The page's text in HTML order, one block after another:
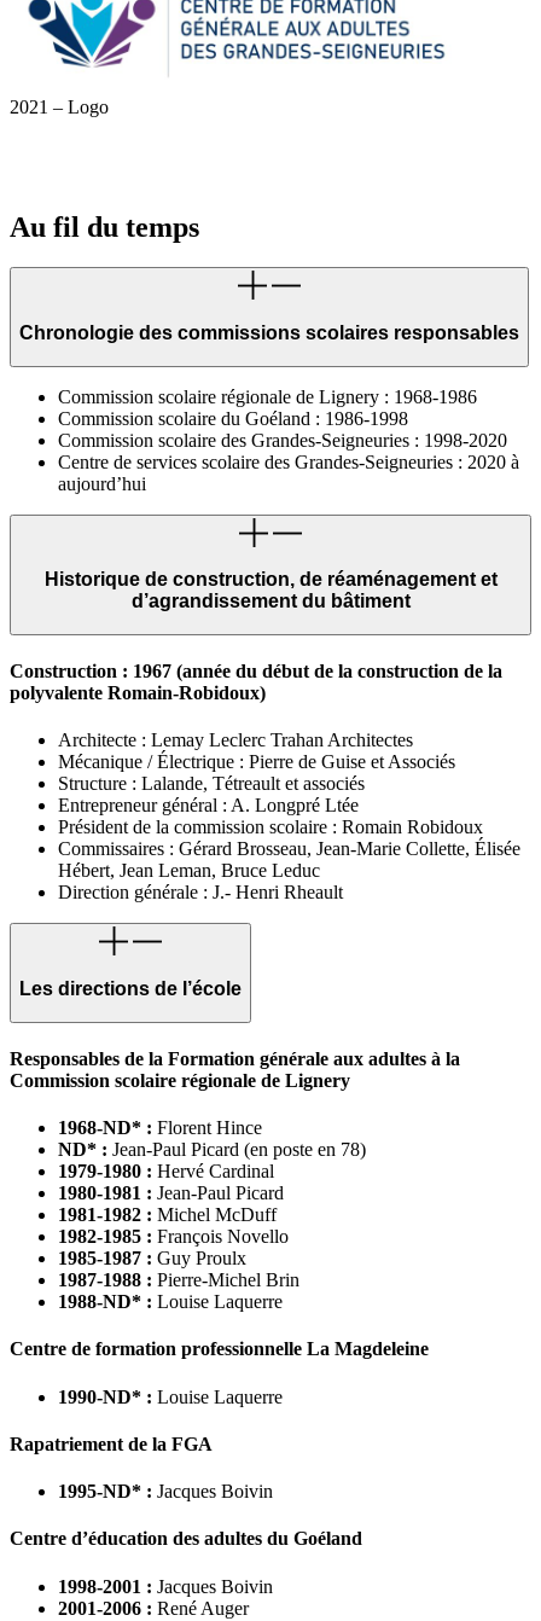
2021 – Logo
Au fil du temps
Chronologie des commissions scolaires responsables
Commission scolaire régionale de Lignery : 1968-1986
Commission scolaire du Goéland : 1986-1998
Commission scolaire des Grandes-Seigneuries : 1998-2020
Centre de services scolaire des Grandes-Seigneuries : 2020 à
aujourd’hui
Historique de construction, de réaménagement et
d’agrandissement du bâtiment
Construction : 1967 (année du début de la construction de la
polyvalente Romain-Robidoux)
Architecte : Lemay Leclerc Trahan Architectes
Mécanique / Électrique : Pierre de Guise et Associés
Structure : Lalande, Tétreault et associés
Entrepreneur général : A. Longpré Ltée
Président de la commission scolaire : Romain Robidoux
Commissaires : Gérard Brosseau, Jean-Marie Collette, Élisée
Hébert, Jean Leman, Bruce Leduc
Direction générale : J.- Henri Rheault
Les directions de l’école
Responsables de la Formation générale aux adultes à la
Commission scolaire régionale de Lignery
1968-ND* : Florent Hince
ND* : Jean-Paul Picard (en poste en 78)
1979-1980 : Hervé Cardinal
1980-1981 : Jean-Paul Picard
1981-1982 : Michel McDuff
1982-1985 : François Novello
1985-1987 : Guy Proulx
1987-1988 : Pierre-Michel Brin
1988-ND* : Louise Laquerre
Centre de formation professionnelle La Magdeleine
1990-ND* : Louise Laquerre
Rapatriement de la FGA
1995-ND* : Jacques Boivin
Centre d’éducation des adultes du Goéland
1998-2001 : Jacques Boivin
2001-2006 : René Auger